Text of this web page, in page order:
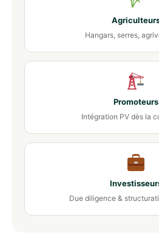
Hangars, serres,
Promoteurs
Intégration PV dès la
Due diligence &